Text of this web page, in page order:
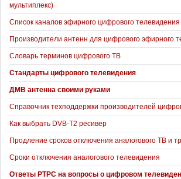
мультиплекс)
Список каналов эфирного цифрового телевидения
Производители антенн для цифрового эфирного
Словарь терминов цифрового ТВ
Стандарты цифрового телевидения
ДМВ антенна своими руками
Справочник техподдержки производителей
Как выбрать DVB-T2 ресивер
Продление сроков отключения аналогового ТВ и
Сроки отключения аналогового телевидения
Ответы РТРС на вопросы о цифровом